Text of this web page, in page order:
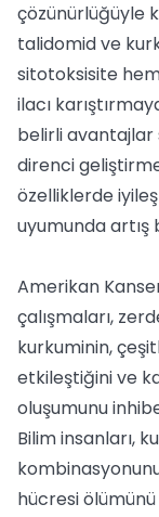
çözünürlüğüyle
talidomid ve
sitotoksisite
ilacı
belirli avantajlar
direnci
özelliklerde
uyumunda artış
Amerikan
çalışmaları,
kurkuminin,
etkileştiğini ve
oluşumunu
Bilim insanları,
hücresi